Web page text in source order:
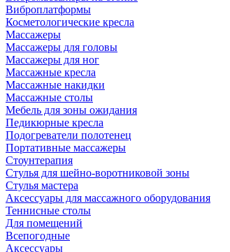
Виброплатформы
Косметологические кресла
Массажеры
Массажеры для головы
Массажеры для ног
Массажные кресла
Массажные накидки
Массажные столы
Мебель для зоны ожидания
Педикюрные кресла
Подогреватели полотенец
Портативные массажеры
Стоунтерапия
Стулья для шейно-воротниковой зоны
Стулья мастера
Аксессуары для массажного оборудования
Теннисные столы
Для помещений
Всепогодные
Аксессуары